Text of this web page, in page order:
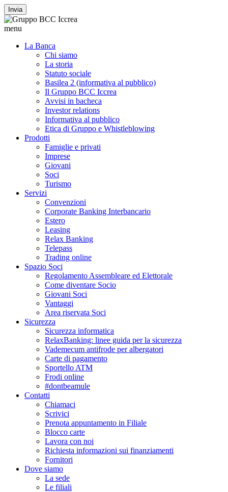
Invia
menu
La Banca
Chi siamo
La storia
Statuto sociale
Basilea 2 (informativa al pubblico)
Il Gruppo BCC Iccrea
Avvisi in bacheca
Investor relations
Informativa al pubblico
Etica di Gruppo e Whistleblowing
Prodotti
Famiglie e privati
Imprese
Giovani
Soci
Turismo
Servizi
Convenzioni
Corporate Banking Interbancario
Estero
Leasing
Relax Banking
Telepass
Trading online
Spazio Soci
Regolamento Assembleare ed Elettorale
Come diventare Socio
Giovani Soci
Vantaggi
Area riservata Soci
Sicurezza
Sicurezza informatica
RelaxBanking: linee guida per la sicurezza
Vademecum antifrode per albergatori
Carte di pagamento
Sportello ATM
Frodi online
#dontbeamule
Contatti
Chiamaci
Scrivici
Prenota appuntamento in Filiale
Blocco carte
Lavora con noi
Richiesta informazioni sui finanziamenti
Fornitori
Dove siamo
La sede
Le filiali